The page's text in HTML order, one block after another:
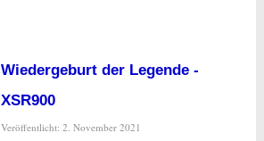
Wiedergeburt der Legende -
XSR900
Veröffentlicht: 2. November 2021